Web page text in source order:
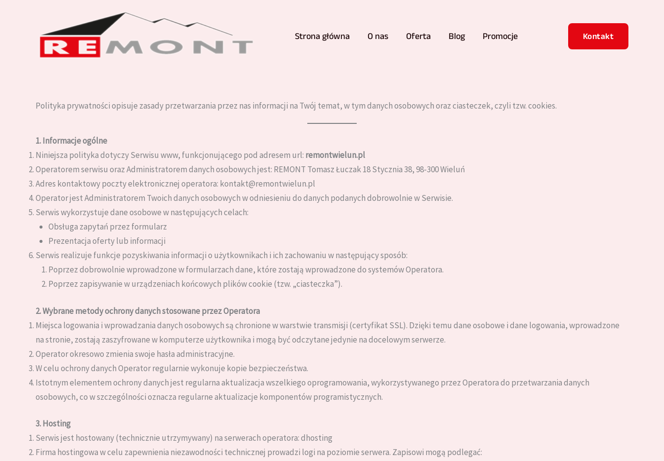
Strona główna O nas Oferta Blog Promocje Kontakt
Polityka prywatności opisuje zasady przetwarzania przez nas informacji na Twój temat, w tym danych osobowych oraz ciasteczek, czyli tzw. cookies.
1. Informacje ogólne
Niniejsza polityka dotyczy Serwisu www, funkcjonującego pod adresem url: remontwielun.pl
Operatorem serwisu oraz Administratorem danych osobowych jest: REMONT Tomasz Łuczak 18 Stycznia 38, 98-300 Wieluń
Adres kontaktowy poczty elektronicznej operatora: kontakt@remontwielun.pl
Operator jest Administratorem Twoich danych osobowych w odniesieniu do danych podanych dobrowolnie w Serwisie.
Serwis wykorzystuje dane osobowe w następujących celach:
Obsługa zapytań przez formularz
Prezentacja oferty lub informacji
Serwis realizuje funkcje pozyskiwania informacji o użytkownikach i ich zachowaniu w następujący sposób:
Poprzez dobrowolnie wprowadzone w formularzach dane, które zostają wprowadzone do systemów Operatora.
Poprzez zapisywanie w urządzeniach końcowych plików cookie (tzw. „ciasteczka”).
2. Wybrane metody ochrony danych stosowane przez Operatora
Miejsca logowania i wprowadzania danych osobowych są chronione w warstwie transmisji (certyfikat SSL). Dzięki temu dane osobowe i dane logowania, wprowadzone
na stronie, zostają zaszyfrowane w komputerze użytkownika i mogą być odczytane jedynie na docelowym serwerze.
Operator okresowo zmienia swoje hasła administracyjne.
W celu ochrony danych Operator regularnie wykonuje kopie bezpieczeństwa.
Istotnym elementem ochrony danych jest regularna aktualizacja wszelkiego oprogramowania, wykorzystywanego przez Operatora do przetwarzania danych
osobowych, co w szczególności oznacza regularne aktualizacje komponentów programistycznych.
3. Hosting
Serwis jest hostowany (technicznie utrzymywany) na serwerach operatora: dhosting
Firma hostingowa w celu zapewnienia niezawodności technicznej prowadzi logi na poziomie serwera. Zapisowi mogą podlegać: